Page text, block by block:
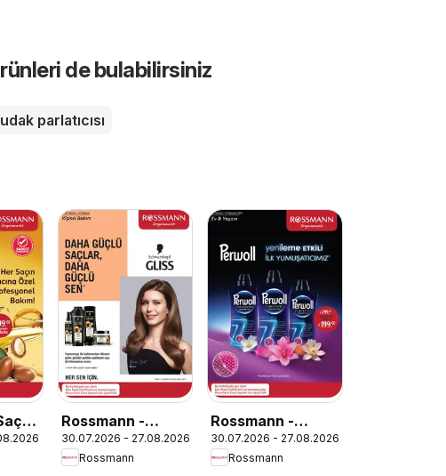
de bulabilirsiniz
parlatıcısı
Rossmann -
Ağustos Kişisel
Bakım Kataloğu
30.07.2026 - 27.08.2026
Rossmann
Rossmann -
Ağustos Ev &
Yaşam Kataloğu
30.07.2026 - 27.08.2026
Rossmann